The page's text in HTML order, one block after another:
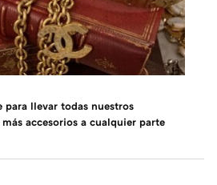
para llevar todas nuestros
accesorios a cualquier parte